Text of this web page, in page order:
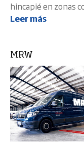
hincapié en zonas
Leer más
MRW